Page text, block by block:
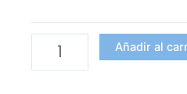
LUJO
cantidad
Añadir al